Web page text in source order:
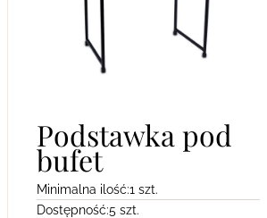
Podstawka pod
bufet
Minimalna ilość:1 szt.
Dostępność:5 szt.